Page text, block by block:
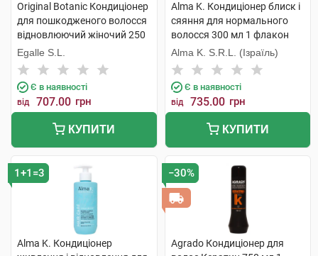
Original Botanic Кондиціонер
для пошкодженого волосся
відновлюючий жіночий 250
мл 1 флакон
Egalle S.L.
Є в наявності
від 707.00 грн
КУПИТИ
Alma K. Кондиціонер блиск і
сяяння для нормального
волосся 300 мл 1 флакон
Alma K. S.R.L. (Ізраїль)
Є в наявності
від 735.00 грн
КУПИТИ
1+1=3
Alma K. Кондиціонер
−30%
Agrado Кондиціонер для